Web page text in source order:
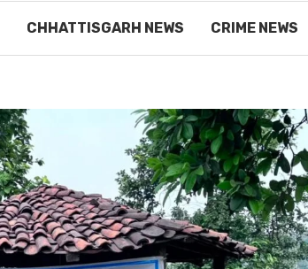
CHHATTISGARH NEWS CRIME NEWS